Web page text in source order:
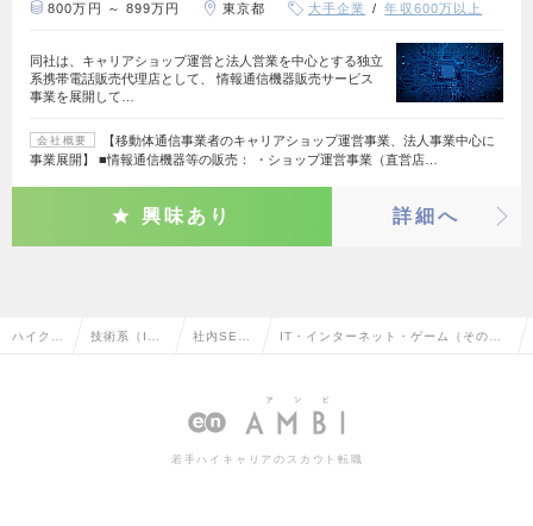
800万円 ～ 899万円 東京都 大手企業 年収600万以上
同社は、キャリアショップ運営と法人営業を中心とする独立
系携帯電話販売代理店として、 情報通信機器販売サービス
事業を展開して…
会社概要
【移動体通信事業者のキャリアショップ運営事業、法人事業中心に
事業展開】 ■情報通信機器等の販売： ・ショップ運営事業（直営店…
興味あり 詳細へ
ハイクラ 技術系（I 社内SE・
管理
IT・インターネット・ゲーム（その
求人情報一覧
若手ハイキャリアのスカウト転職